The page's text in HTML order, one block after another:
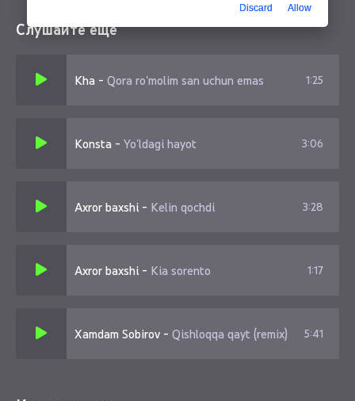
Слушайте еще
Kha - Qora ro'molim san uchun emas 1:25
Konsta - Yo'ldagi hayot 3:06
Axror baxshi - Kelin qochdi 3:28
Axror baxshi - Kia sorento 1:17
Xamdam Sobirov - Qishloqqa qayt (remix) 5:41
Discard Allow